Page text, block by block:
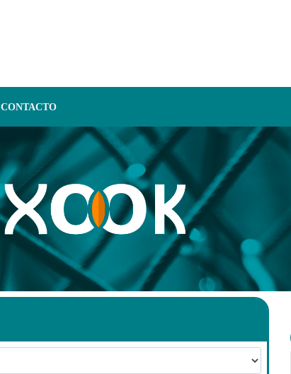
CONTACTO